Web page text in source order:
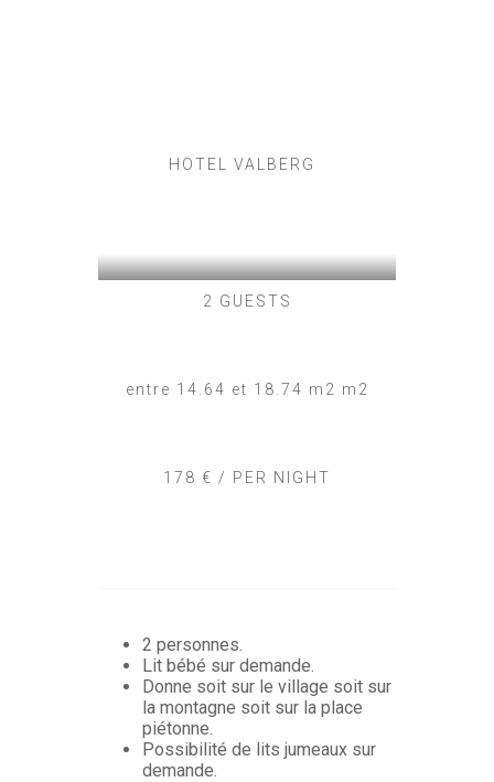
HOTEL VALBERG
2 GUESTS
entre 14.64 et 18.74 m2 m2
178 € / PER NIGHT
2 personnes.
Lit bébé sur demande.
Donne soit sur le village soit sur
la montagne soit sur la place
piétonne.
Possibilité de lits jumeaux sur
demande.